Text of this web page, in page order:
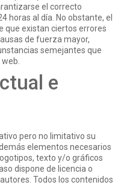
el correcto
horas al día. No obstante, el
que existan ciertos errores
de fuerza mayor,
semejantes que
e
pero no limitativo su
elementos necesarios
texto y/o gráficos
dispone de licencia o
Todos los contenidos